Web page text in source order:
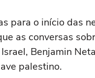
para o início das
as conversas
Benjamin
palestino.